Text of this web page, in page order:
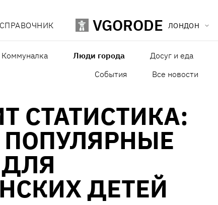
СПРАВОЧНИК VGORODE ЛОНДОН
Коммуналка Люди города Досуг и еда
События
Все новости
СТАТИСТИКА:
ДЕТЕЙ